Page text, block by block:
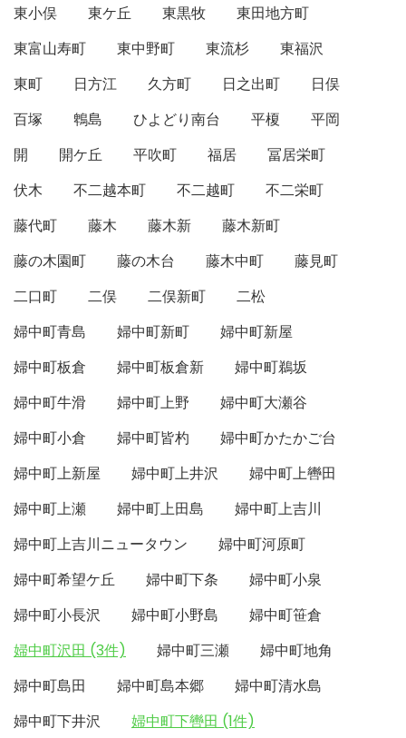
東小俣 東ケ丘 東黒牧
東田地方町
東富山寿町
東中野町 東流杉
東福沢
東町
日方江 久方町 日之出町
日俣
百塚
鵯島 ひよどり南台 平榎
平岡
開
開ケ丘 平吹町 福居
冨居栄町
伏木
不二越本町 不二越町
不二栄町
藤代町
藤木 藤木新
藤木新町
藤の木園町
藤の木台 藤木中町
藤見町
二口町
二俣 二俣新町
二松
婦中町青島
婦中町新町
婦中町新屋
婦中町板倉
婦中町板倉新
婦中町鵜坂
婦中町牛滑
婦中町上野
婦中町大瀬谷
婦中町小倉
婦中町皆杓
婦中町かたかご台
婦中町上新屋
婦中町上井沢
婦中町上轡田
婦中町上瀬
婦中町上田島
婦中町上吉川
婦中町上吉川ニュータウン
婦中町河原町
婦中町希望ケ丘
婦中町下条
婦中町小泉
婦中町小長沢
婦中町小野島
婦中町笹倉
婦中町沢田 (3件)
婦中町三瀬
婦中町地角
婦中町島田
婦中町島本郷
婦中町清水島
婦中町下井沢
婦中町下轡田 (1件)